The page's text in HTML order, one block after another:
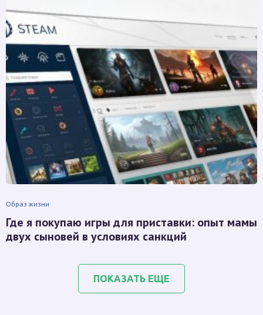
Образ жизни
Где я покупаю игры для приставки: опыт мамы
двух сыновей в условиях санкций
ПОКАЗАТЬ ЕЩЕ